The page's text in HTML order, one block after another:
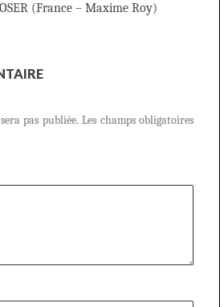
(France – Maxime Roy)
pas publiée. Les champs obligatoires